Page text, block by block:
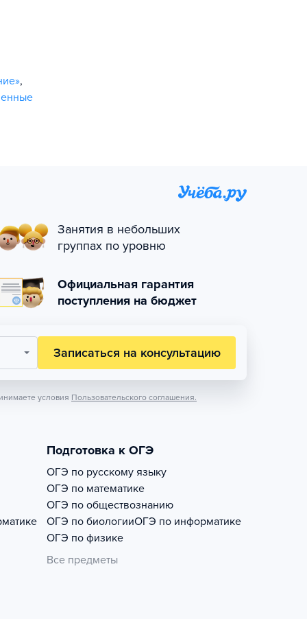
,
Занятия в небольших
группах по уровню
Официальная гарантия
поступления на бюджет
Записаться на консультацию
условия Пользовательского соглашения.
Подготовка к ОГЭ
ОГЭ по русскому языку
ОГЭ по математике
ОГЭ по обществознанию
ОГЭ по биологииОГЭ по информатике
ОГЭ по физике
Все предметы